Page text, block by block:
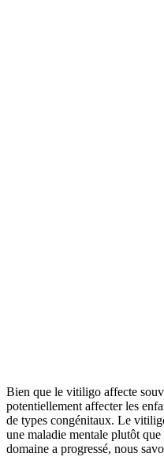
Bien que le vitiligo affecte
potentiellement affecter les
de types congénitaux. Le
une maladie mentale plutôt
domaine a progressé, nous